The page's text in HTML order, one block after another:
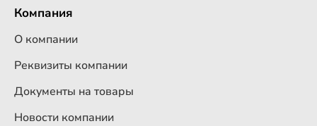
Компания
О компании
Реквизиты компании
Документы на товары
Новости компании